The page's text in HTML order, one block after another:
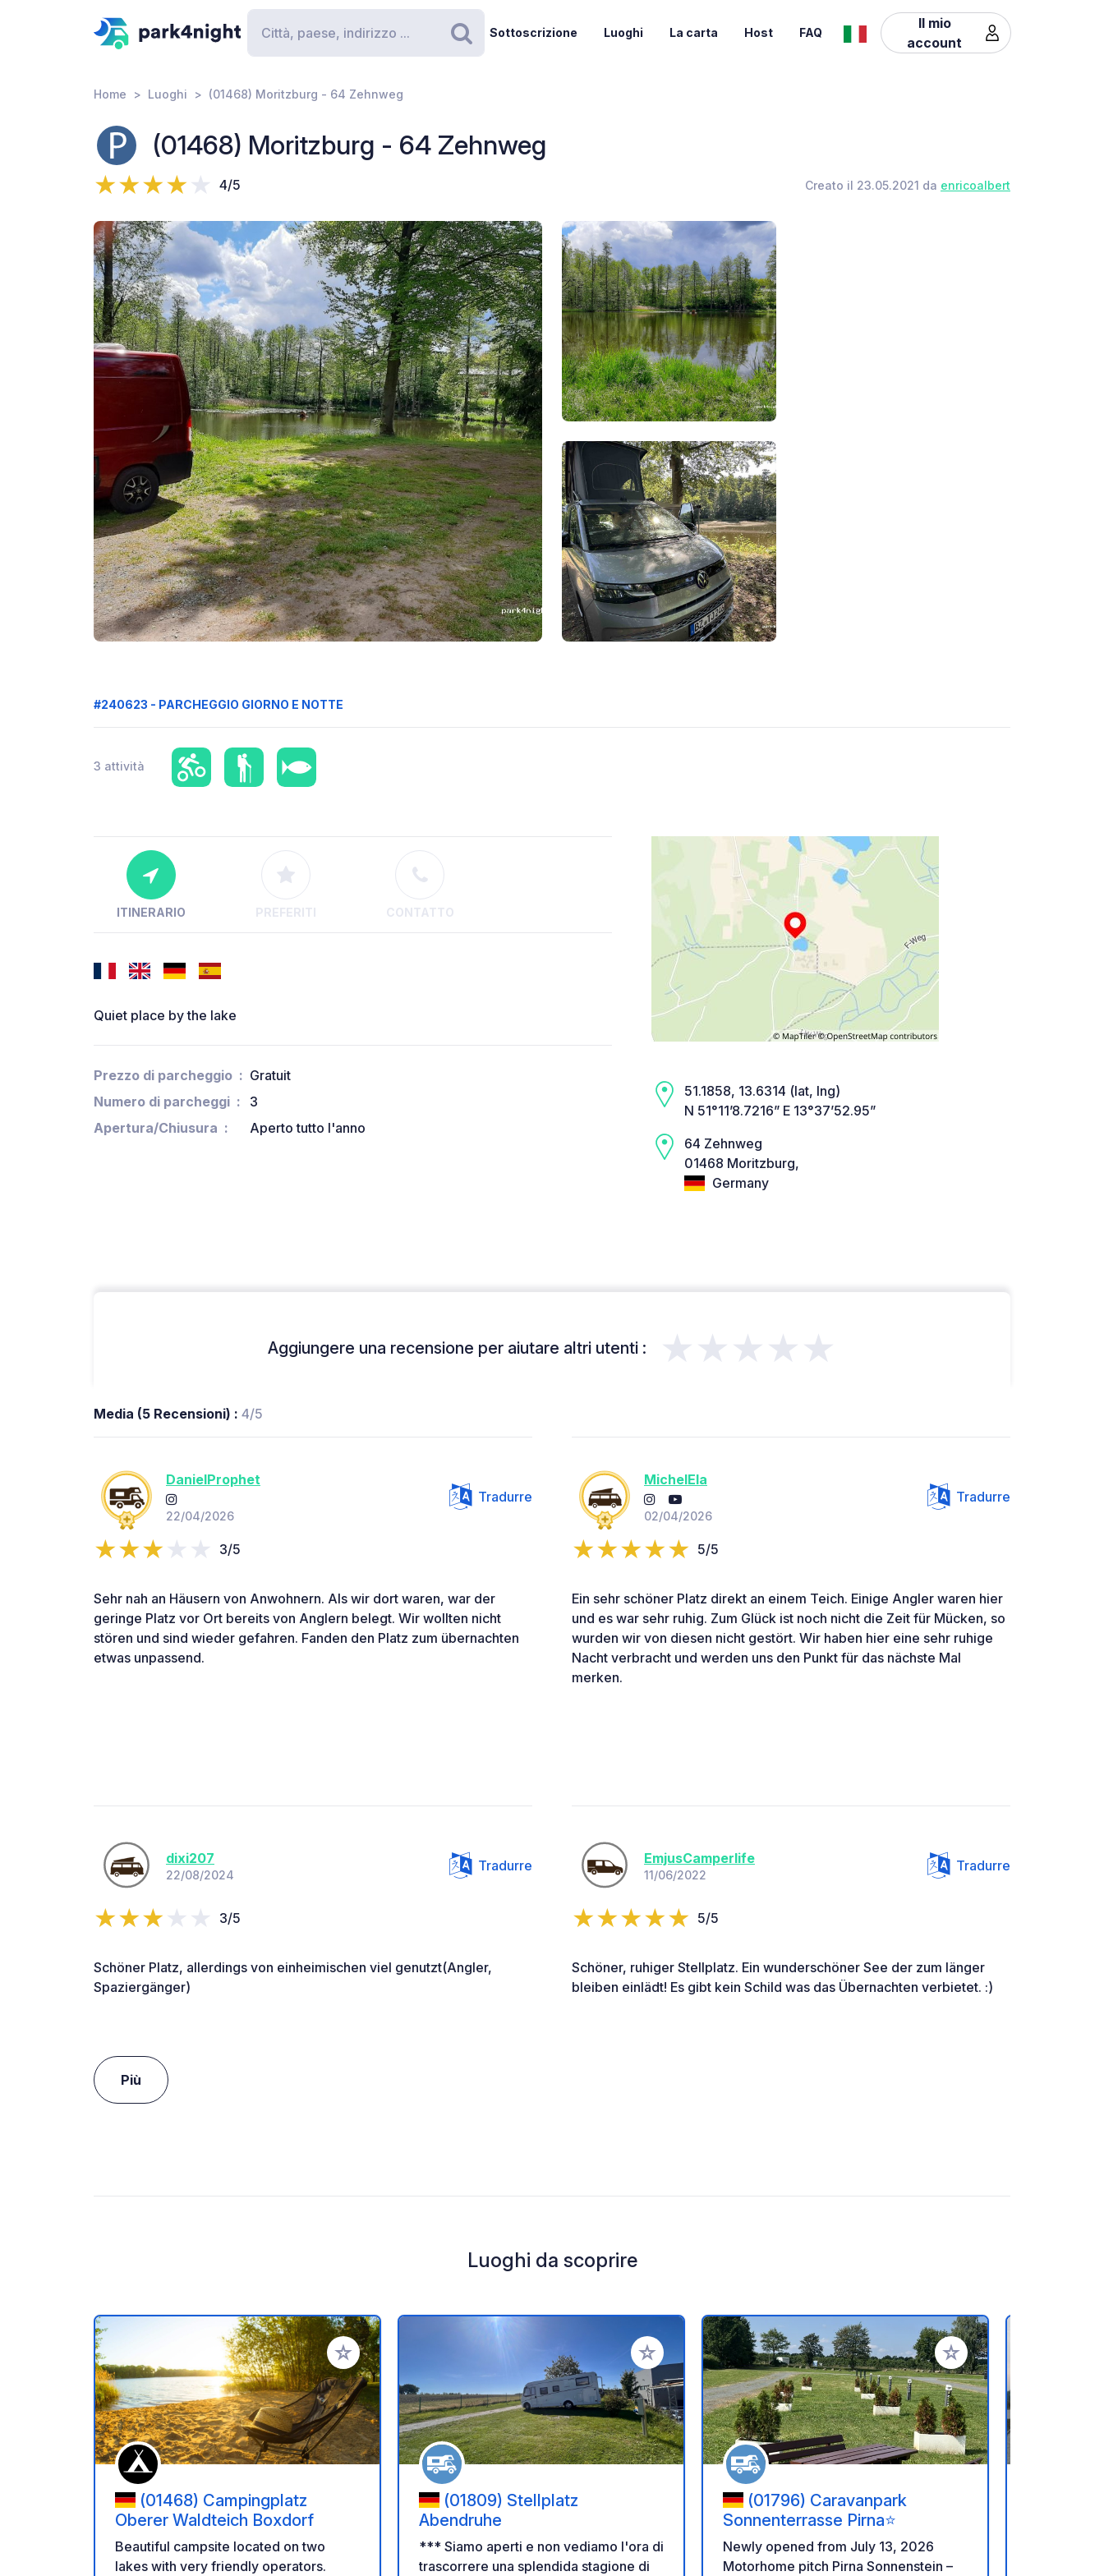
Ricerca
Sottoscrizione Luoghi La carta Host FAQ
Il mio
account
Home Luoghi (01468) Moritzburg - 64 Zehnweg
(01468) Moritzburg - 64 Zehnweg
4/5 Creato il 23.05.2021 da enricoalbert
#240623 - PARCHEGGIO GIORNO E NOTTE
3 attività
ITINERARIO PREFERITI CONTATTO
Quiet place by the lake
Prezzo di parcheggio
Gratuit
Numero di parcheggi
3
Apertura/Chiusura
Aperto tutto l'anno
51.1858, 13.6314 (lat, lng)
N 51°11’8.7216” E 13°37’52.95”
64 Zehnweg
01468 Moritzburg,
Germany
Aggiungere una recensione per aiutare altri utenti : ★★★★★
Media (5 Recensioni) : 4/5
DanielProphet
22/04/2026
Tradurre
3/5
Sehr nah an Häusern von Anwohnern. Als wir dort waren, war der
geringe Platz vor Ort bereits von Anglern belegt. Wir wollten nicht
stören und sind wieder gefahren. Fanden den Platz zum übernachten
etwas unpassend.
MichelEla
02/04/2026
Tradurre
5/5
Ein sehr schöner Platz direkt an einem Teich. Einige Angler waren hier
und es war sehr ruhig. Zum Glück ist noch nicht die Zeit für Mücken, so
wurden wir von diesen nicht gestört. Wir haben hier eine sehr ruhige
Nacht verbracht und werden uns den Punkt für das nächste Mal
merken.
dixi207
22/08/2024
Tradurre
3/5
Schöner Platz, allerdings von einheimischen viel genutzt(Angler,
Spaziergänger)
EmjusCamperlife
11/06/2022
Tradurre
5/5
Schöner, ruhiger Stellplatz. Ein wunderschöner See der zum länger
bleiben einlädt! Es gibt kein Schild was das Übernachten verbietet. :)
Più
Luoghi da scoprire
Aggiungi ai tuoi preferiti
(01468) Campingplatz
Oberer Waldteich Boxdorf
Beautiful campsite located on two
lakes with very friendly operators.
Aggiungi ai tuoi preferiti
(01809) Stellplatz
Abendruhe
*** Siamo aperti e non vediamo l'ora di
trascorrere una splendida stagione di
Aggiungi ai tuoi preferiti
(01796) Caravanpark
Sonnenterrasse Pirna⭐
Newly opened from July 13, 2026
Motorhome pitch Pirna Sonnenstein –